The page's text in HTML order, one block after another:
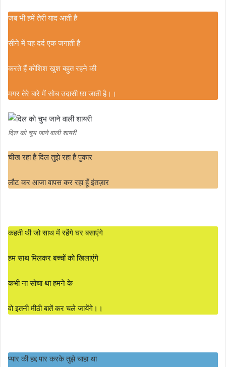
जब भी हमें तेरी याद आती है
सीने में यह दर्द एक जगाती है
करते हैं कोशिश खुश बहुत रहने की
मगर तेरे बारे में सोच उदासी छा जाती है।।
दिल को चुभ जाने वाली शायरी
चीख रहा है दिल तुझे रहा है पुकार
लौट कर आजा वापस कर रहा हूँ इंतज़ार
कहती थी जो साथ में रहेंगे घर बसाएंगे
हम साथ मिलकर बच्चों को खिलाएंगे
कभी ना सोचा था हमने के
वो इतनी मीठी बातें कर चले जायेंगे।।
प्यार की हद्द पार करके तुझे चाहा था